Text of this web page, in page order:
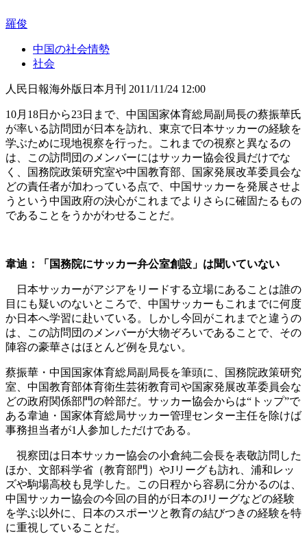
羅俊
中国の社会情勢
社会
人民日報海外版日本月刊 2011/11/24 12:00
10月18日から23日まで、中国国家体育総局副局長の蔡振華氏
が率いる訪問団が日本を訪れ、東京で日本サッカーの経験を
学ぶために現地視察を行った。これまでの視察と異なるの
は、この訪問団のメンバーにはサッカー協会役員だけでな
く、国務院政策研究室や中国教育部、国家発展改革委員会な
どの責任者が加わっている点で、中国サッカーを発展させよ
うという中国政府の決心がこれまでよりさらに確固たるもの
であることをうかがわせることだ。
韋迪：「国務院にサッカー弁公室創設」は聞いていない
日本サッカーがアジアをリードする立場にあることは誰の
目にも疑いのないところで、中国サッカーもこれまでに何度
か日本へ学習に赴いている。しかし今回がこれまでと違うの
は、この訪問団のメンバーが大物ぞろいであることで、その
陣容の豪華さはほとんど例を見ない。
蔡振華・中国国家体育総局副局長を筆頭に、国務院政策研究
室、中国教育部体育衛生芸術教育司や国家発展改革委員会な
どの政府関係部門の幹部だ。サッカー協会からは“トップ”で
ある韋迪・国家体育総局サッカー管理センター主任を除けば
事務担当者が1人参加しただけである。
視察団は日本サッカー協会の小倉純二会長を表敬訪問した
ほか、文部科学省（教育部門）やJリーグも訪れ、浦和レッ
ズや駒場高校も見学した。この日程から容易に分かるのは、
中国サッカー協会の今回の目的が日本のJリーグなどの経験
を学ぶ以外に、日本のスポーツと教育の結びつきの経験を特
に重視していることだ。